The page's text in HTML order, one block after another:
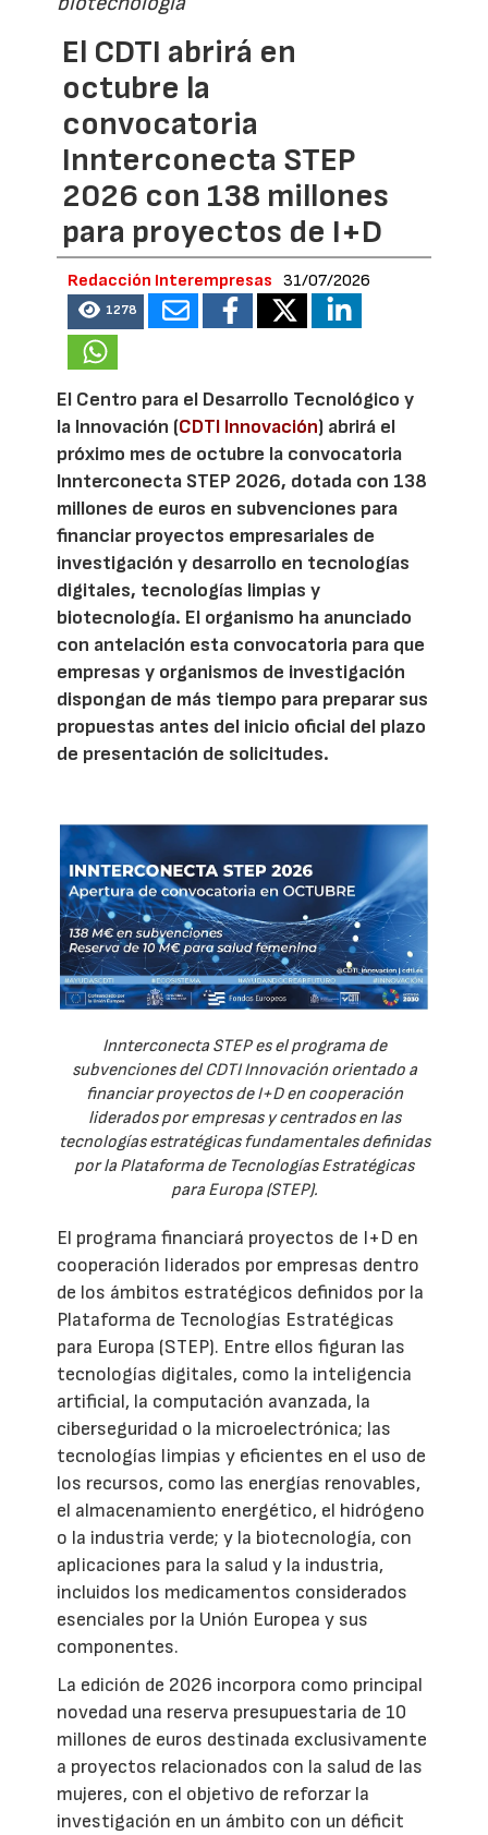
El CDTI abrirá en
octubre la
convocatoria
Innterconecta STEP
2026 con 138 millones
para proyectos de I+D
Redacción Interempresas 31/07/2026
1278
El Centro para el Desarrollo Tecnológico y
la Innovación (CDTI Innovación) abrirá el
próximo mes de octubre la convocatoria
Innterconecta STEP 2026, dotada con 138
millones de euros en subvenciones para
financiar proyectos empresariales de
investigación y desarrollo en tecnologías
digitales, tecnologías limpias y
biotecnología. El organismo ha anunciado
con antelación esta convocatoria para que
empresas y organismos de investigación
dispongan de más tiempo para preparar sus
propuestas antes del inicio oficial del plazo
de presentación de solicitudes.
Innterconecta STEP es el programa de
subvenciones del CDTI Innovación orientado a
financiar proyectos de I+D en cooperación
liderados por empresas y centrados en las
tecnologías estratégicas fundamentales definidas
por la Plataforma de Tecnologías Estratégicas
para Europa (STEP).
El programa financiará proyectos de I+D en
cooperación liderados por empresas dentro
de los ámbitos estratégicos definidos por la
Plataforma de Tecnologías Estratégicas
para Europa (STEP). Entre ellos figuran las
tecnologías digitales, como la inteligencia
artificial, la computación avanzada, la
ciberseguridad o la microelectrónica; las
tecnologías limpias y eficientes en el uso de
los recursos, como las energías renovables,
el almacenamiento energético, el hidrógeno
o la industria verde; y la biotecnología, con
aplicaciones para la salud y la industria,
incluidos los medicamentos considerados
esenciales por la Unión Europea y sus
componentes.
La edición de 2026 incorpora como principal
novedad una reserva presupuestaria de 10
millones de euros destinada exclusivamente
a proyectos relacionados con la salud de las
mujeres, con el objetivo de reforzar la
investigación en un ámbito con un déficit